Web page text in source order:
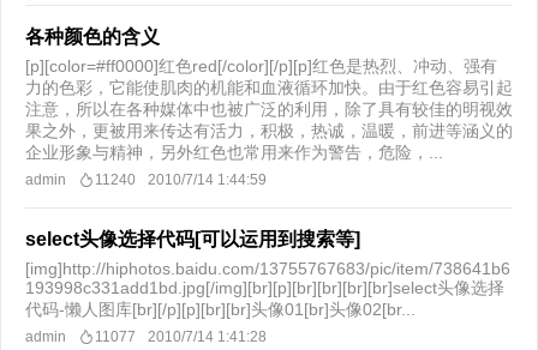
各种颜色的含义
[p][color=#ff0000]红色red[/color][/p][p]红色是热烈、冲动、强有
力的色彩，它能使肌肉的机能和血液循环加快。由于红色容易引起
注意，所以在各种媒体中也被广泛的利用，除了具有较佳的明视效
果之外，更被用来传达有活力，积极，热诚，温暖，前进等涵义的
企业形象与精神，另外红色也常用来作为警告，危险，...
admin 11240 2010/7/14 1:44:59
select头像选择代码[可以运用到搜索等]
[img]http://hiphotos.baidu.com/13755767683/pic/item/738641b6
193998c331add1bd.jpg[/img][br][p][br][br][br][br]select头像选择
代码-懒人图库[br][/p][p][br][br]头像01[br]头像02[br...
admin 11077 2010/7/14 1:41:28